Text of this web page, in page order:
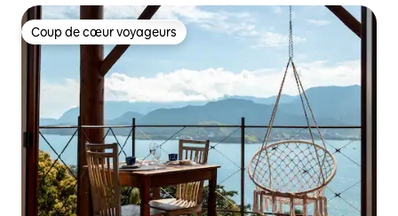
Coup de cœur voyageurs
Coup de cœur voyageurs